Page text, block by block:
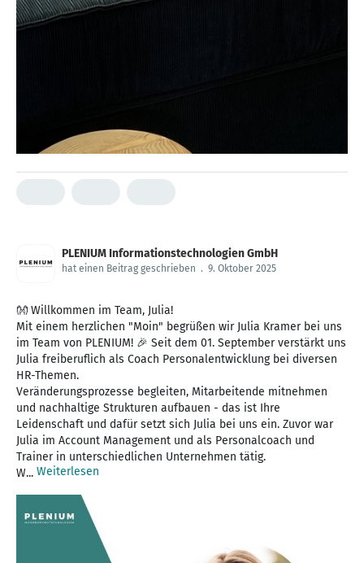
PLENIUM Informationstechnologien GmbH
hat einen Beitrag geschrieben . 9. Oktober 2025
👐 Willkommen im Team, Julia!
Mit einem herzlichen "Moin" begrüßen wir Julia Kramer bei uns
im Team von PLENIUM! 🎉 Seit dem 01. September verstärkt uns
Julia freiberuflich als Coach Personalentwicklung bei diversen
HR-Themen.
Veränderungsprozesse begleiten, Mitarbeitende mitnehmen
und nachhaltige Strukturen aufbauen - das ist Ihre
Leidenschaft und dafür setzt sich Julia bei uns ein. Zuvor war
Julia im Account Management und als Personalcoach und
Trainer in unterschiedlichen Unternehmen tätig.
W... Weiterlesen